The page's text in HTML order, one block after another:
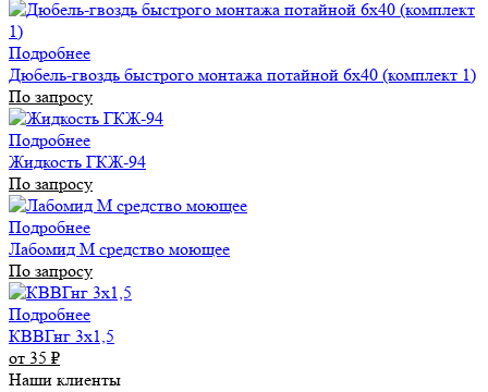
Подробнее
Дюбель-гвоздь быстрого монтажа потайной 6х40 (комплект 1)
По запросу
Подробнее
Жидкость ГКЖ-94
По запросу
Подробнее
Лабомид М средство моющее
По запросу
Подробнее
КВВГнг 3х1,5
от 35 ₽
Наши клиенты